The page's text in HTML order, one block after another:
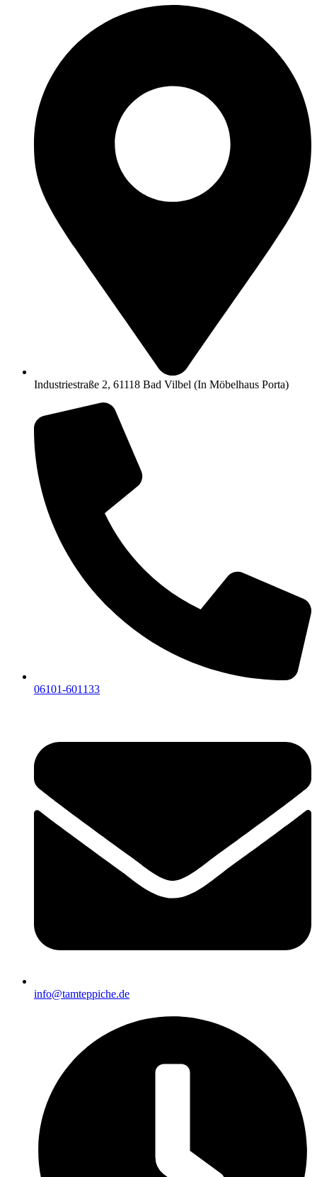
Industriestraße 2, 61118 Bad Vilbel (In Möbelhaus Porta)
06101-601133
info@tamteppiche.de